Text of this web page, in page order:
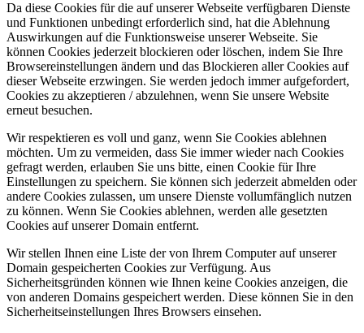
Da diese Cookies für die auf unserer Webseite verfügbaren Dienste
und Funktionen unbedingt erforderlich sind, hat die Ablehnung
Auswirkungen auf die Funktionsweise unserer Webseite. Sie
können Cookies jederzeit blockieren oder löschen, indem Sie Ihre
Browsereinstellungen ändern und das Blockieren aller Cookies auf
dieser Webseite erzwingen. Sie werden jedoch immer aufgefordert,
Cookies zu akzeptieren / abzulehnen, wenn Sie unsere Website
erneut besuchen.
Wir respektieren es voll und ganz, wenn Sie Cookies ablehnen
möchten. Um zu vermeiden, dass Sie immer wieder nach Cookies
gefragt werden, erlauben Sie uns bitte, einen Cookie für Ihre
Einstellungen zu speichern. Sie können sich jederzeit abmelden oder
andere Cookies zulassen, um unsere Dienste vollumfänglich nutzen
zu können. Wenn Sie Cookies ablehnen, werden alle gesetzten
Cookies auf unserer Domain entfernt.
Wir stellen Ihnen eine Liste der von Ihrem Computer auf unserer
Domain gespeicherten Cookies zur Verfügung. Aus
Sicherheitsgründen können wie Ihnen keine Cookies anzeigen, die
von anderen Domains gespeichert werden. Diese können Sie in den
Sicherheitseinstellungen Ihres Browsers einsehen.